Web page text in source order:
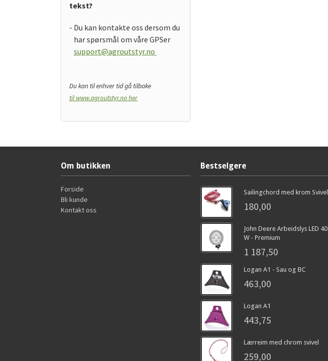
tekst?
- Du kan kontakte oss dersom du
har spørsmål om våre GPSer
support@agroutstyr.no
Du kan til enhver tid gå tilbake
til www.agroutstyr.no her
Om butikken
Forside
Bli kunde
Kontakt oss
Bestselgere
Sailingchord med krom Svivel
180,00
John Deere Arbeidslys LED 40
W - Premium
1 187,50
Logan A1 - Sau og BC
463,00
Logan A1
443,75
Lærreim med chrom svivel
259,00